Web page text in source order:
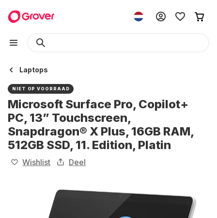
Laptops
NIET OP VOORRAAD
Microsoft Surface Pro, Copilot+
PC, 13” Touchscreen,
Snapdragon® X Plus, 16GB RAM,
512GB SSD, 11. Edition, Platin
Wishlist Deel